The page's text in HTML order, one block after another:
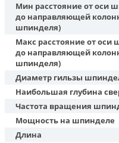
Мин расстояние от оси
до направляющей
шпинделя)
Макс расстояние от оси
до направляющей
шпинделя)
Диаметр гильзы
Наибольшая глубина
Частота вращения
Мощность на шпинделе
Длина